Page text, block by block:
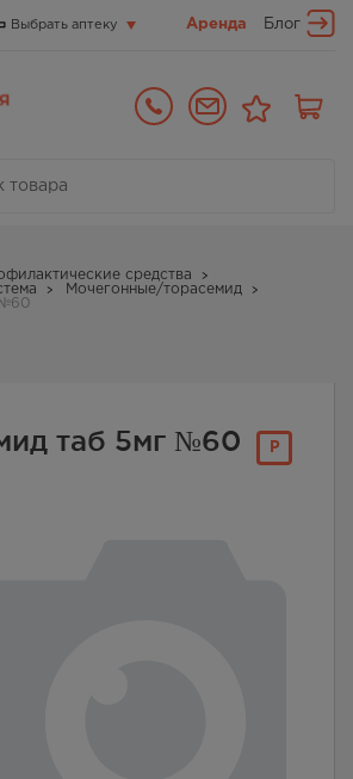
Выбрать аптеку Аренда Блог
средства
Мочегонные/торасемид
№60
Р
таб 5мг №60